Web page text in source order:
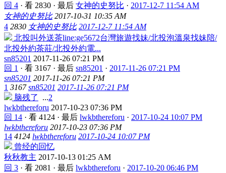
回 4 · 看 2830 · 最后 女神的史努比 · 2017-12-7 11:54 AM
女神的史努比 2017-10-31 10:35 AM
4 2830 女神的史努比 2017-12-7 11:54 AM
北投叫外送茶line:ge5672台灣旅遊找妹/北投泡溫泉找妹陪/
北投外約茶莊/北投外約電...
sn85201 2017-11-26 07:21 PM
回 1 · 看 3167 · 最后 sn85201 · 2017-11-26 07:21 PM
sn85201 2017-11-26 07:21 PM
1 3167 sn85201 2017-11-26 07:21 PM
脑残了
...2
lwkbthereforu 2017-10-23 07:36 PM
回 14 · 看 4124 · 最后 lwkbthereforu · 2017-10-24 10:07 PM
lwkbthereforu 2017-10-23 07:36 PM
14 4124 lwkbthereforu 2017-10-24 10:07 PM
曾经的回忆
秋秋教主 2017-10-13 01:25 AM
回 3 · 看 2081 · 最后 lwkbthereforu · 2017-10-20 06:46 PM